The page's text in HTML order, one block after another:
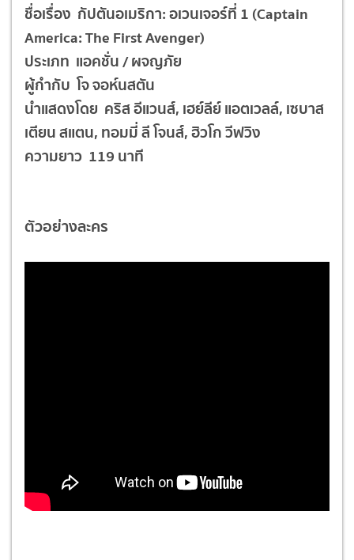
ชื่อเรื่อง กัปตันอเมริกา: อเวนเจอร์ที่ 1 (Captain
America: The First Avenger)
ประเภท แอคชั่น / ผจญภัย
ผู้กำกับ โจ จอห์นสตัน
นำแสดงโดย คริส อีแวนส์, เฮย์ลีย์ แอตเวลล์, เซบาส
เตียน สแตน, ทอมมี่ ลี โจนส์, ฮิวโก วีฟวิง
ความยาว 119 นาที
ตัวอย่างละคร